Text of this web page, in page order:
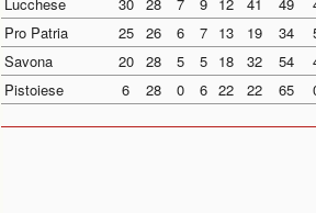
Pro Patria
25 26 6 7 13 19 34
Savona
20 28 5 5 18 32 54
Pistoiese
6 28 0 6 22 22 65